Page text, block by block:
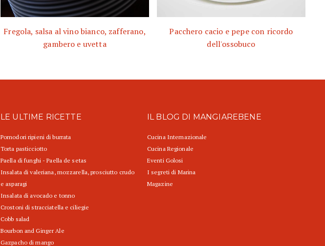
Fregola, salsa al vino bianco, zafferano,
gambero e uvetta
Pacchero cacio e pepe con ricordo
dell'ossobuco
LE ULTIME RICETTE
Pomodori ripieni di burrata
Torta pasticciotto
Paella di funghi - Paella de setas
Insalata di valeriana, mozzarella, prosciutto crudo
e asparagi
Insalata di avocado e tonno
Crostoni di stracciatella e ciliegie
Cobb salad
Bourbon and Ginger Ale
Gazpacho di mango
IL BLOG DI MANGIAREBENE
Cucina Internazionale
Cucina Regionale
Eventi Golosi
I segreti di Marina
Magazine